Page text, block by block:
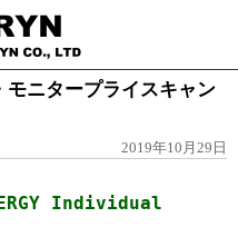
ニタープライスキャン
2019年10月29日
Individual